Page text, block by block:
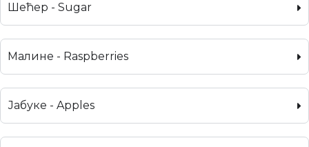
Шећер - Sugar
Малине - Raspberries
Јабуке - Apples